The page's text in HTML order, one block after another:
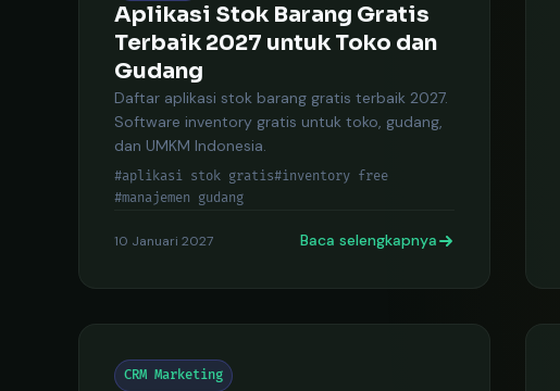
Aplikasi Stok Barang Gratis
Terbaik 2027 untuk Toko dan
Gudang
Daftar aplikasi stok barang gratis terbaik 2027.
Software inventory gratis untuk toko, gudang,
dan UMKM Indonesia.
#aplikasi stok gratis#inventory free
#manajemen gudang
10 Januari 2027 Baca selengkapnya
CRM Marketing